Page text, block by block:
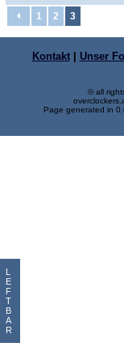
1 2 3
L
E
F
T
B
A
R
Kontakt| Unser
© all
Page generated in